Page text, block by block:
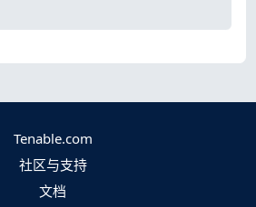
Tenable.com
社区与支持
文档